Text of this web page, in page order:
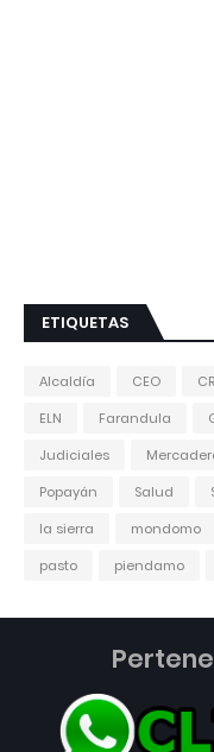
ETIQUETAS
Alcaldía CEO
ELN
Farandula
Judiciales
Popayán
Salud
la sierra
mondomo
pasto
piendamo